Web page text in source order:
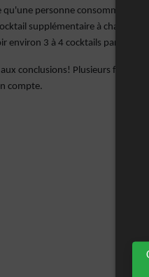
qu'une personne consomme
supplémentaire à chaque
environ 3 à 4 cocktails par
conclusions! Plusieurs
compte.